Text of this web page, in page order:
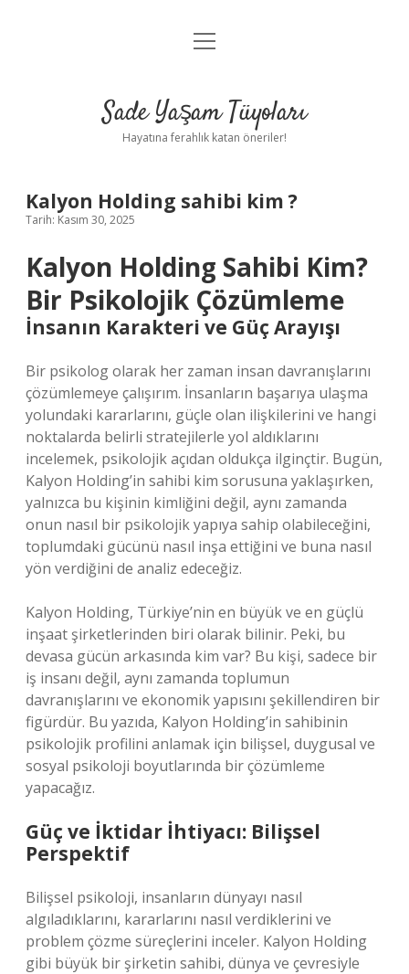
Anasayfa
Yasal Uyarı
menüyü
Sade Yaşam Tüyoları
Hayatına ferahlık katan öneriler!
Kalyon Holding sahibi kim ?
Tarih: Kasım 30, 2025
Kalyon Holding Sahibi Kim?
Bir Psikolojik Çözümleme
İnsanın Karakteri ve Güç Arayışı
Bir psikolog olarak her zaman insan davranışlarını
çözümlemeye çalışırım. İnsanların başarıya ulaşma
yolundaki kararlarını, güçle olan ilişkilerini ve hangi
noktalarda belirli stratejilerle yol aldıklarını
incelemek, psikolojik açıdan oldukça ilginçtir. Bugün,
Kalyon Holding’in sahibi kim sorusuna yaklaşırken,
yalnızca bu kişinin kimliğini değil, aynı zamanda
onun nasıl bir psikolojik yapıya sahip olabileceğini,
toplumdaki gücünü nasıl inşa ettiğini ve buna nasıl
yön verdiğini de analiz edeceğiz.
Kalyon Holding, Türkiye’nin en büyük ve en güçlü
inşaat şirketlerinden biri olarak bilinir. Peki, bu
devasa gücün arkasında kim var? Bu kişi, sadece bir
iş insanı değil, aynı zamanda toplumun
davranışlarını ve ekonomik yapısını şekillendiren bir
figürdür. Bu yazıda, Kalyon Holding’in sahibinin
psikolojik profilini anlamak için bilişsel, duygusal ve
sosyal psikoloji boyutlarında bir çözümleme
yapacağız.
Güç ve İktidar İhtiyacı: Bilişsel
Perspektif
Bilişsel psikoloji, insanların dünyayı nasıl
algıladıklarını, kararlarını nasıl verdiklerini ve
problem çözme süreçlerini inceler. Kalyon Holding
gibi büyük bir şirketin sahibi, dünya ve çevresiyle